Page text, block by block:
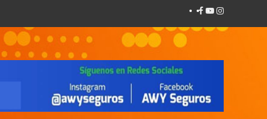
Facebook
Youtube
Instagram